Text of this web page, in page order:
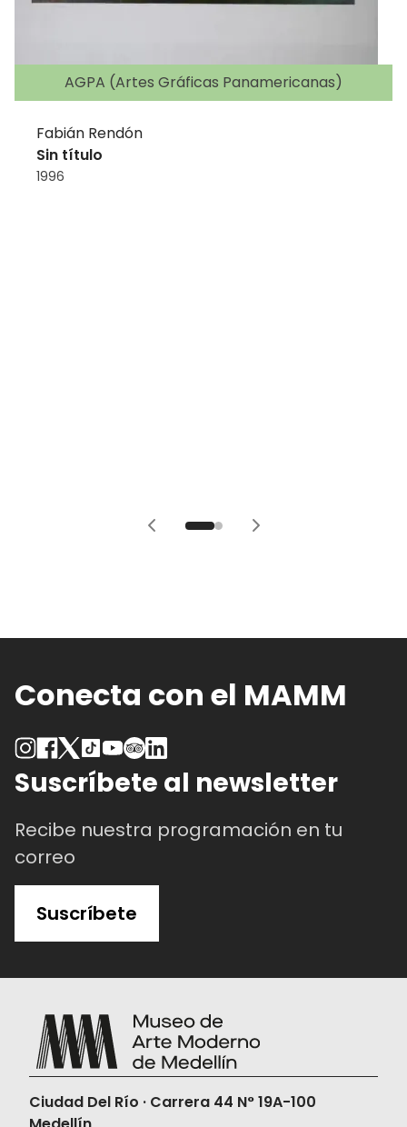
AGPA (Artes Gráficas Panamericanas)
Fabián Rendón
Sin título
1996
Conecta con el MAMM
Suscríbete al newsletter
Recibe nuestra programación en tu
correo
Suscríbete
Ciudad Del Río · Carrera 44 N° 19A-100